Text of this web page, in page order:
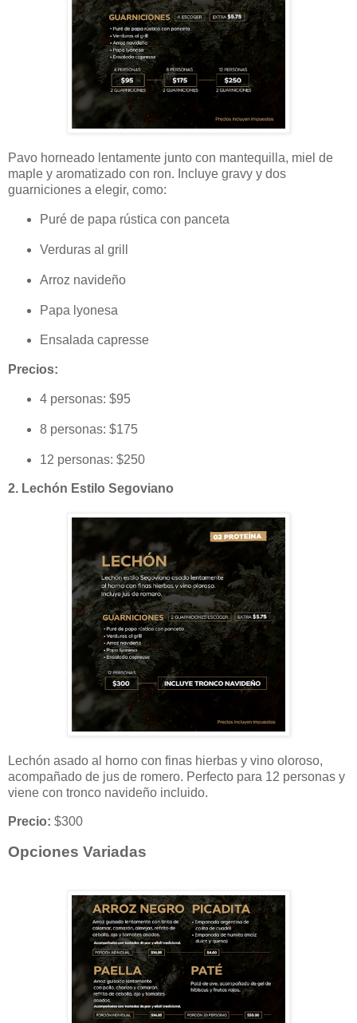
Pavo horneado lentamente junto con mantequilla, miel de
maple y aromatizado con ron. Incluye gravy y dos
guarniciones a elegir, como:
Puré de papa rústica con panceta
Verduras al grill
Arroz navideño
Papa lyonesa
Ensalada capresse
Precios:
4 personas: $95
8 personas: $175
12 personas: $250
2. Lechón Estilo Segoviano
Lechón asado al horno con finas hierbas y vino oloroso,
acompañado de jus de romero. Perfecto para 12 personas y
viene con tronco navideño incluido.
Precio: $300
Opciones Variadas